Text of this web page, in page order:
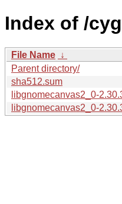
Index of /
File Name ↓
Parent directory/
sha512.sum
libgnomecanvas2_0-
libgnomecanvas2_0-